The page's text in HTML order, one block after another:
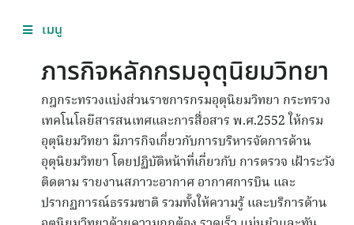
เมนู
ภารกิจหลักกรมอุตุนิยมวิทยา
กฎกระทรวงแบ่งส่วนราชการกรมอุตุนิยมวิทยา กระทรวง
เทคโนโลยีสารสนเทศและการสื่อสาร พ.ศ.2552ให้กรม
อุตุนิยมวิทยา มีภารกิจเกี่ยวกับการบริหารจัดการด้าน
อุตุนิยมวิทยา โดยปฏิบัติหน้าที่เกี่ยวกับ การตรวจ เฝ้าระวัง
ติดตาม รายงานสภาวะอากาศ อากาศการบิน และ
ปรากฏการณ์ธรรมชาติ รวมทั้งให้ความรู้ และบริการด้าน